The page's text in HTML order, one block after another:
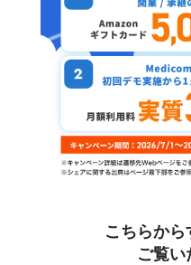
こちらから
ご覧い